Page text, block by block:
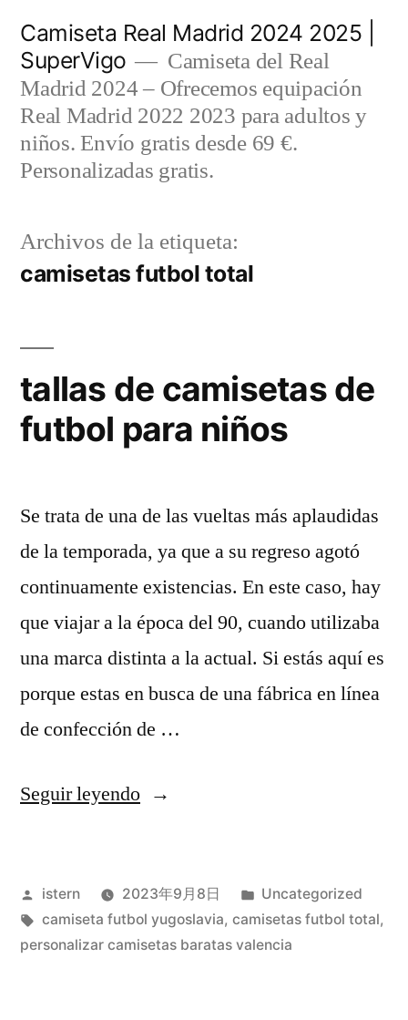
contenido
Camiseta Real Madrid 2024 2025 |
SuperVigo
Camiseta del Real
Madrid 2024 – Ofrecemos equipación
Real Madrid 2022 2023 para adultos y
niños. Envío gratis desde 69 €.
Personalizadas gratis.
Archivos de la etiqueta:
camisetas futbol total
tallas de camisetas de
futbol para niños
Se trata de una de las vueltas más aplaudidas
de la temporada, ya que a su regreso agotó
continuamente existencias. En este caso, hay
que viajar a la época del 90, cuando utilizaba
una marca distinta a la actual. Si estás aquí es
porque estas en busca de una fábrica en línea
de confección de …
Seguir leyendo«tallas
de
futbol
Publicado
por
istern 2023年9月8日
Publicado
en
Uncategorized
Etiquetas:
camiseta futbol yugoslavia, camisetas futbol total,
personalizar camisetas baratas valencia